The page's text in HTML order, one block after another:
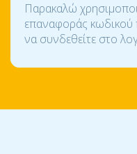
Παρακαλώ
επαναφοράς κωδικού
να συνδεθείτε στο